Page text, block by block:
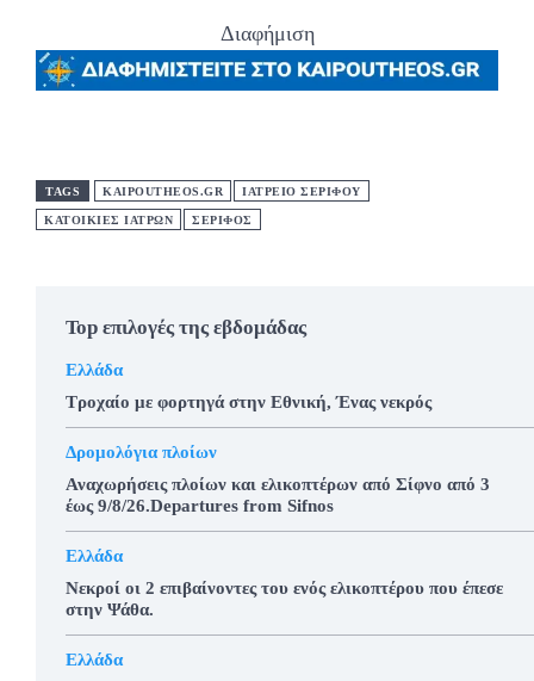
Διαφήμιση
TAGS KAIPOUTHEOS.GR ΙΑΤΡΕΙΟ ΣΕΡΙΦΟΥ
ΚΑΤΟΙΚΙΕΣ ΙΑΤΡΩΝ ΣΕΡΙΦΟΣ
Top επιλογές της εβδομάδας
Ελλάδα
Τροχαίο με φορτηγά στην Εθνική, Ένας νεκρός
Δρομολόγια πλοίων
Αναχωρήσεις πλοίων και ελικοπτέρων από Σίφνο από 3
έως 9/8/26.Departures from Sifnos
Ελλάδα
Νεκροί οι 2 επιβαίνοντες του ενός ελικοπτέρου που έπεσε
στην Ψάθα.
Ελλάδα